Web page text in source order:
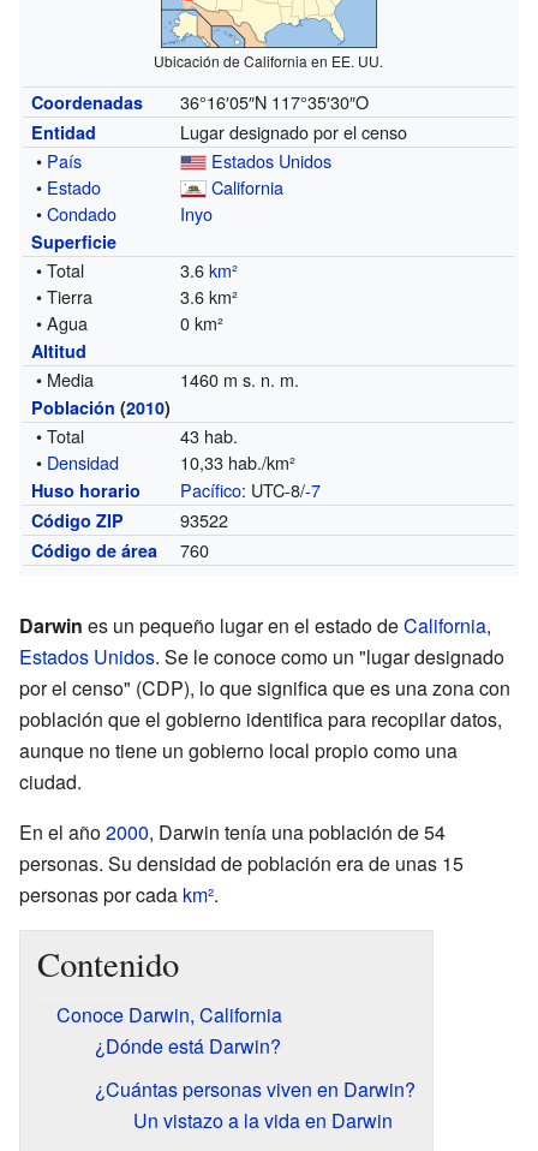
Ubicación de California en EE. UU.
Coordenadas 36°16′05″N 117°35′30″O
Entidad
Lugar designado por el censo
• País
Estados Unidos
• Estado
California
•Condado Inyo
Superficie
• Total 3.6km²
• Tierra
3.6 km²
• Agua
0 km²
Altitud
• Media 1460 m s. n. m.
Población (2010)
• Total
43 hab.
• Densidad 10,33 hab./km²
Huso horario Pacífico: UTC-8/-7
Código ZIP 93522
Código de área 760
Darwin es un pequeño lugar en el estado deCalifornia,
Estados Unidos. Se le conoce como un "lugar designado
por el censo" (CDP), lo que significa que es una zona con
población que el gobierno identifica para recopilar datos,
aunque no tiene un gobierno local propio como una
ciudad.
En el año2000, Darwin tenía una población de 54
personas. Su densidad de población era de unas 15
personas por cada km².
Contenido
Conoce Darwin, California
¿Dónde está Darwin?
¿Cuántas personas viven en Darwin?
Un vistazo a la vida en Darwin